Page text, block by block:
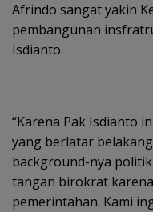
Afrindo sangat yakin
pembangunan
Isdianto.
“Karena Pak Isdianto
yang berlatar
background-nya
tangan birokrat
pemerintahan. Kami